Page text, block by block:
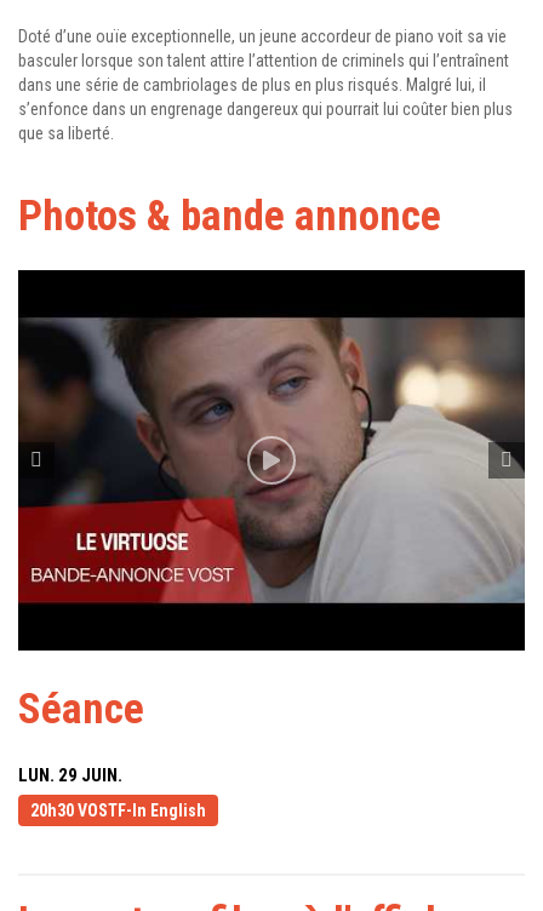
Doté d’une ouïe exceptionnelle, un jeune accordeur de piano voit sa vie
basculer lorsque son talent attire l’attention de criminels qui l’entraînent
dans une série de cambriolages de plus en plus risqués. Malgré lui, il
s’enfonce dans un engrenage dangereux qui pourrait lui coûter bien plus
que sa liberté.
Photos & bande annonce
Séance
LUN. 29 JUIN.
20h30 VOSTF-In English